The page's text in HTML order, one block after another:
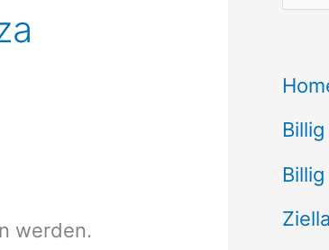
werden.
u
h
e
n
n